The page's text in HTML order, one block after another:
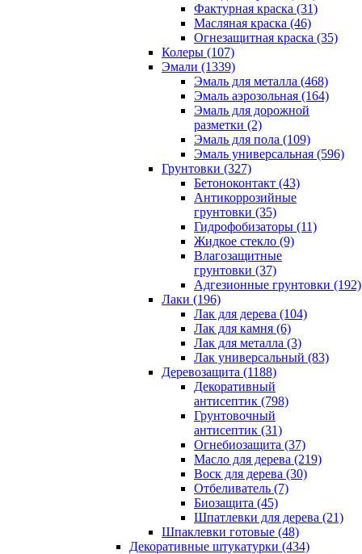
Фактурная краска (31)
Масляная краска (46)
Огнезащитная краска (35)
Колеры (107)
Эмали (1339)
Эмаль для металла (468)
Эмаль аэрозольная (164)
Эмаль для дорожной
разметки (2)
Эмаль для пола (109)
Эмаль универсальная (596)
Грунтовки (327)
Бетоноконтакт (43)
Антикоррозийные
грунтовки (35)
Гидрофобизаторы (11)
Жидкое стекло (9)
Влагозащитные
грунтовки (37)
Адгезионные грунтовки (192)
Лаки (196)
Лак для дерева (104)
Лак для камня (6)
Лак для металла (3)
Лак универсальный (83)
Деревозащита (1188)
Декоративный
антисептик (798)
Грунтовочный
антисептик (31)
Огнебиозащита (37)
Масло для дерева (219)
Воск для дерева (30)
Отбеливатель (7)
Биозащита (45)
Шпатлевки для дерева (21)
Шпаклевки готовые (48)
Декоративные штукатурки (434)